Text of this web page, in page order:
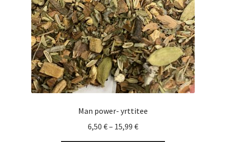
Man power- yrttitee
6,50 €– 15,99 €Hintaluokka: